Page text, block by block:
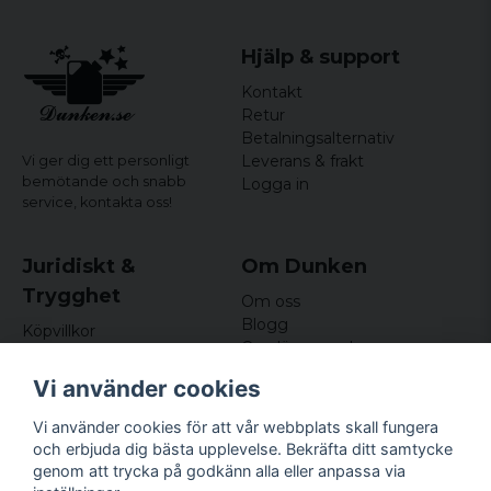
Vi ger dig ett personligt
bemötande och snabb
service, kontakta oss!
Hjälp & support
Kontakt
Retur
Betalningsalternativ
Leverans & frakt
Logga in
Juridiskt &
Trygghet
Köpvillkor
Om cookies
Om Dunken
Om oss
Blogg
Omdömen och
Nyhetsbrev
Kundklubb
Företagsuppgifter
Odd Sailor AB
Vi använder cookies
Vi använder cookies för att vår webbplats skall fungera
och erbjuda dig bästa upplevelse. Bekräfta ditt samtycke
genom att trycka på godkänn alla eller anpassa via